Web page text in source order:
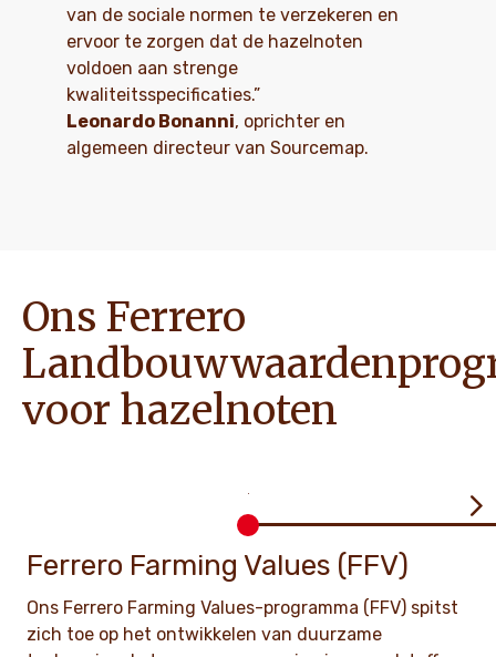
van de sociale normen te verzekeren en
ervoor te zorgen dat de hazelnoten
voldoen aan strenge
kwaliteitsspecificaties.”
Leonardo Bonanni, oprichter en
algemeen directeur van Sourcemap.
Ons Ferrero
voor hazelnoten
Ferrero Farming Values (FFV)
Ons Ferrero Farming Values-programma (FFV) spitst
zich toe op het ontwikkelen van duurzame